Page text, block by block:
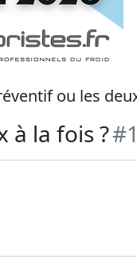
ou les
à la fois ?